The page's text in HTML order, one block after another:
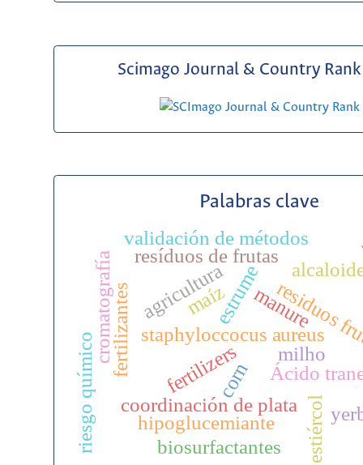
Scimago Journal & Country Rank
Palabras clave
coordinación de plata
Ácido
staphyloccocus aureus
fertilizantes
estiércol
residuos
agricultura
maíz
fertilizers
manure
corn
estrume
resíduos de frutas
milho
cromatografía
validación de métodos
riesgo químico
hipoglucemiante
biosurfactantes